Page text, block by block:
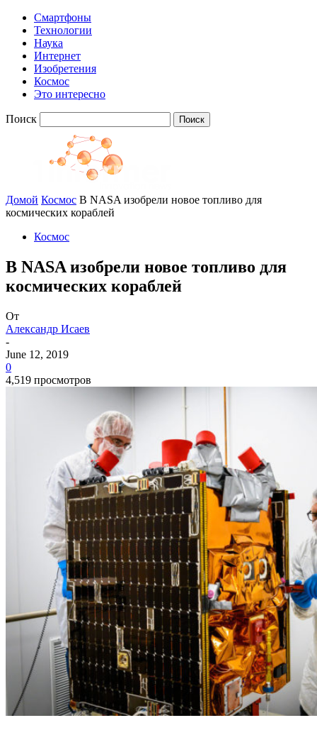
Смартфоны
Технологии
Наука
Интернет
Изобретения
Космос
Это интересно
Поиск
Домой Космос В NASA изобрели новое топливо для
космических кораблей
Космос
В NASA изобрели новое топливо для
космических кораблей
От
Александр Исаев
-
June 12, 2019
0
4,519 просмотров